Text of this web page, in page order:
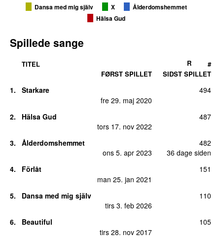
Dansa med mig själv X
Ålderdomshemmet
Hälsa Gud
Spillede sange
TITEL
FØRST SPILLET
SIDST SPILLET
R #
1.
Starkare
fre 29. maj 2020
494
2.
Hälsa Gud
tors 17. nov 2022
487
3.
Ålderdomshemmet
ons 5. apr 2023
36 dage siden
482
4.
Förlåt
man 25. jan 2021
151
5.
Dansa med mig själv
tirs 3. feb 2026
110
6.
Beautiful
tirs 28. nov 2017
105